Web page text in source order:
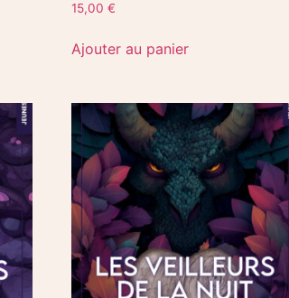
15,00€
Ajouter au panier